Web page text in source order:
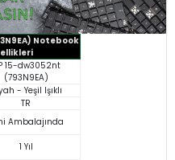
Notebook
15-dw3052nt
(793N9EA)
- Yeşil Işıklı
TR
Ambalajında
1 Yıl